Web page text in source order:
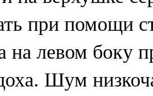
при помощи
на левом боку
Шум